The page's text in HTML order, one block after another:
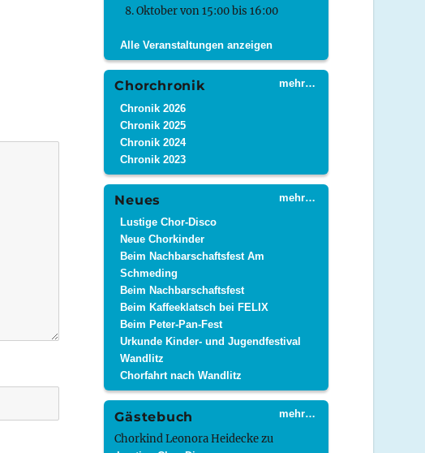
8. Oktober von 15:00bis16:00
Alle Veranstaltungen anzeigen
mehr…
Chorchronik
Chronik 2026
Chronik 2025
Chronik 2024
Chronik 2023
mehr…
Neues
Lustige Chor-Disco
Neue Chorkinder
Beim Nachbarschaftsfest Am
Schmeding
Beim Nachbarschaftsfest
Beim Kaffeeklatsch bei FELIX
Beim Peter-Pan-Fest
Urkunde Kinder- und Jugendfestival
Wandlitz
Chorfahrt nach Wandlitz
mehr…
Gästebuch
Chorkind Leonora Heideckezu